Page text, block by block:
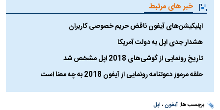
خبر های مرتبط
اپلیکیشن‌های آیفون ناقض حریم خصوصی کاربران
هشدار جدی اپل به دولت آمریکا
تاریخ رونمایی از گوشی‌های 2018 اپل مشخص شد
حلقه مرموز دعوتنامه رونمایی از آیفون 2018 به چه معنا است
برچسب ها:آیفون، اپل